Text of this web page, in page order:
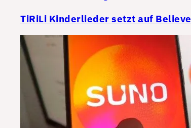
TiRiLi Kinderlieder setzt auf Believe